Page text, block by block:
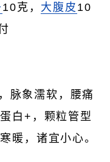
10克， 大腹皮 10
脉象濡软，腰痛
白+，颗粒管型
暖，诸宜小心。